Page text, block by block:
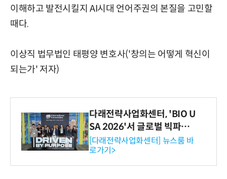
이해하고 발전시킬지 AI시대 언어주권의 본질을 고민할
때다.
이상직 법무법인 태평양 변호사('창의는 어떻게 혁신이
되는가' 저자)
다래전략사업화센터, 'BIO U
SA 2026'서 글로벌 빅파마
와의 비즈니스 미팅 지원…K
-바이오 해외 진출 교두보 확
보
[다래전략사업화센터] 뉴스룸 바
로가기>